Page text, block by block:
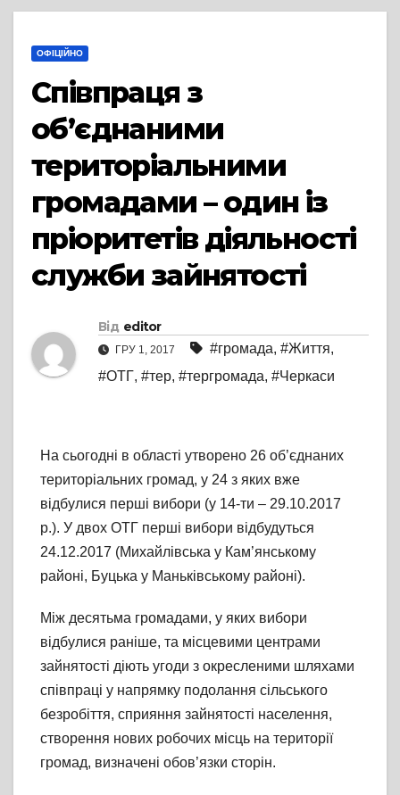
ОФІЦІЙНО
Співпраця з
об’єднаними
територіальними
громадами – один із
пріоритетів діяльності
служби зайнятості
Від editor
ГРУ 1, 2017 #громада, #Життя,
#ОТГ, #тер, #тергромада, #Черкаси
На сьогодні в області утворено 26 об’єднаних
територіальних громад, у 24 з яких вже
відбулися перші вибори (у 14-ти – 29.10.2017
р.). У двох ОТГ перші вибори відбудуться
24.12.2017 (Михайлівська у Кам’янському
районі, Буцька у Маньківському районі).
Між десятьма громадами, у яких вибори
відбулися раніше, та місцевими центрами
зайнятості діють угоди з окресленими шляхами
співпраці у напрямку подолання сільського
безробіття, сприяння зайнятості населення,
створення нових робочих місць на території
громад, визначені обов’язки сторін.